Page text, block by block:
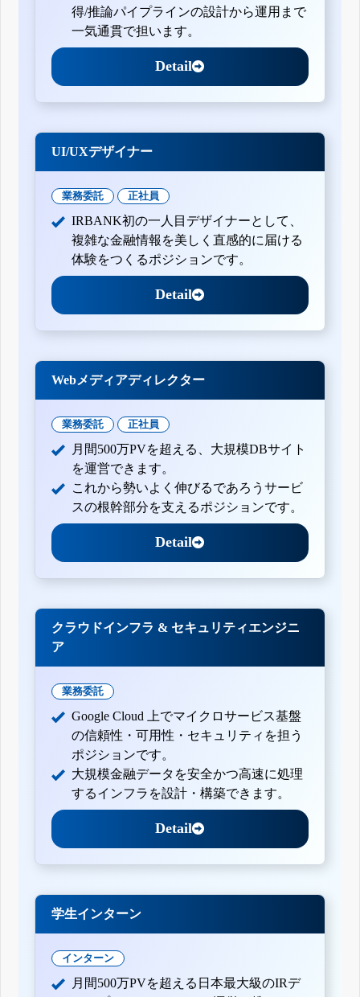
得/推論パイプラインの設計から運用まで
一気通貫で担います。
Detail
UI/UXデザイナー
業務委託 正社員
IRBANK初の一人目デザイナーとして、
複雑な金融情報を美しく直感的に届ける
体験をつくるポジションです。
Detail
Webメディアディレクター
業務委託 正社員
月間500万PVを超える、大規模DBサイト
を運営できます。
これから勢いよく伸びるであろうサービ
スの根幹部分を支えるポジションです。
Detail
クラウドインフラ & セキュリティエンジニ
ア
業務委託
Google Cloud 上でマイクロサービス基盤
の信頼性・可用性・セキュリティを担う
ポジションです。
大規模金融データを安全かつ高速に処理
するインフラを設計・構築できます。
Detail
学生インターン
インターン
月間500万PVを超える日本最大級のIRデ